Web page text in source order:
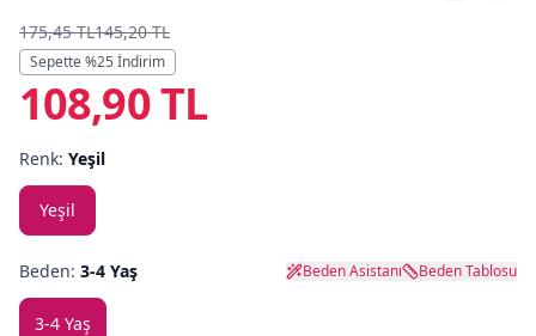
Markalar
Yazlık Pijama
Kampanyalar
Yeni Gelenler
175,45 TL145,20 TL
Sepette %25 İndirim
108,90 TL
Renk: Yeşil
Yeşil
Beden: 3-4 Yaş Beden Asistanı Beden Tablosu
3-4 Yaş